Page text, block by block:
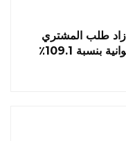
طلب المشتري
على ألعاب القطيفة الحيوانية بنسبة 109.1٪